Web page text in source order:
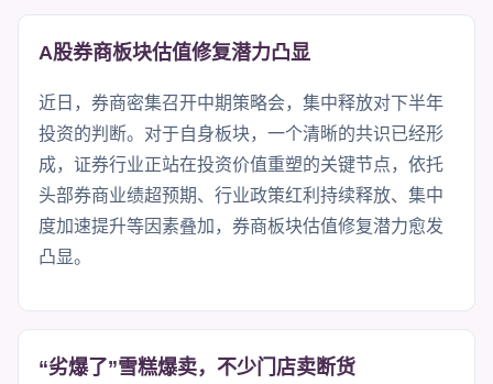
A股券商板块估值修复潜力凸显
近日，券商密集召开中期策略会，集中释放对下半年
投资的判断。对于自身板块，一个清晰的共识已经形
成，证券行业正站在投资价值重塑的关键节点，依托
头部券商业绩超预期、行业政策红利持续释放、集中
度加速提升等因素叠加，券商板块估值修复潜力愈发
凸显。
“劣爆了”雪糕爆卖，不少门店卖断货